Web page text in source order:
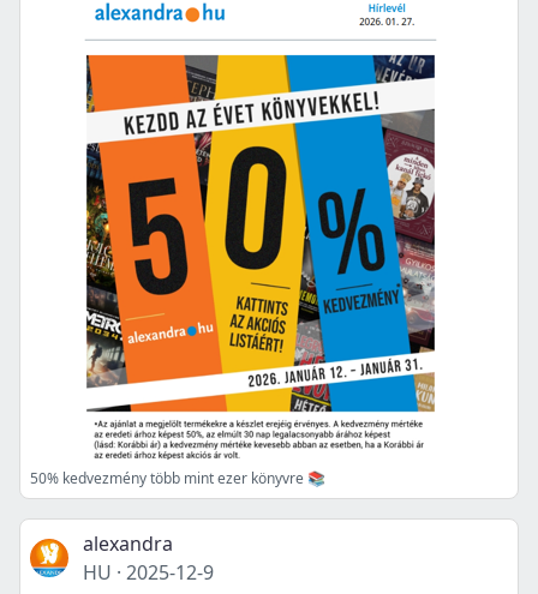
50% kedvezmény több mint ezer könyvre 📚
alexandra
HU · 2025-12-9